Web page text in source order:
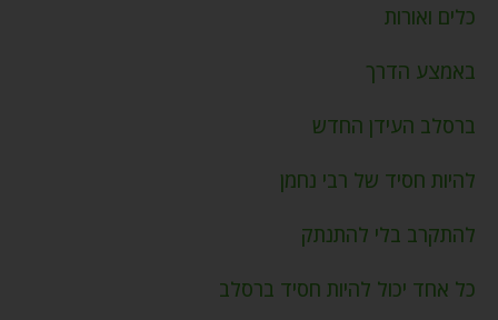
כלים ואורות
באמצע הדרך
ברסלב העידן החדש
להיות חסיד של רבי נחמן
להתקרב בלי להתנתק
כל אחד יכול להיות חסיד ברסלב